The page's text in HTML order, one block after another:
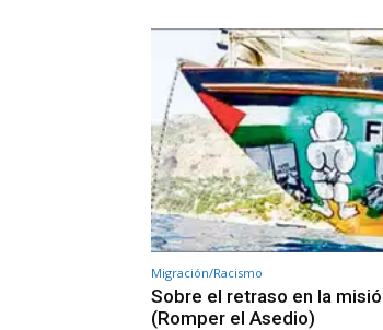
Migración/Racismo
Sobre el retraso en la
(Romper el Asedio)